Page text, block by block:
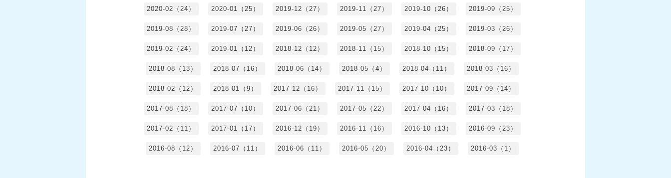
2020-02（24） 2020-01（25） 2019-12（27） 2019-11（27） 2019-10（26） 2019-09（25）
2019-08（28） 2019-07（27） 2019-06（26） 2019-05（27） 2019-04（25） 2019-03（26）
2019-02（24） 2019-01（12） 2018-12（12） 2018-11（15） 2018-10（15） 2018-09（17）
2018-08（13） 2018-07（16） 2018-06（14） 2018-05（4） 2018-04（11） 2018-03（16）
2018-02（12） 2018-01（9） 2017-12（16） 2017-11（15） 2017-10（10） 2017-09（14）
2017-08（18） 2017-07（10） 2017-06（21） 2017-05（22） 2017-04（16） 2017-03（18）
2017-02（11） 2017-01（17） 2016-12（19） 2016-11（16） 2016-10（13） 2016-09（23）
2016-08（12） 2016-07（11） 2016-06（11） 2016-05（20） 2016-04（23） 2016-03（1）